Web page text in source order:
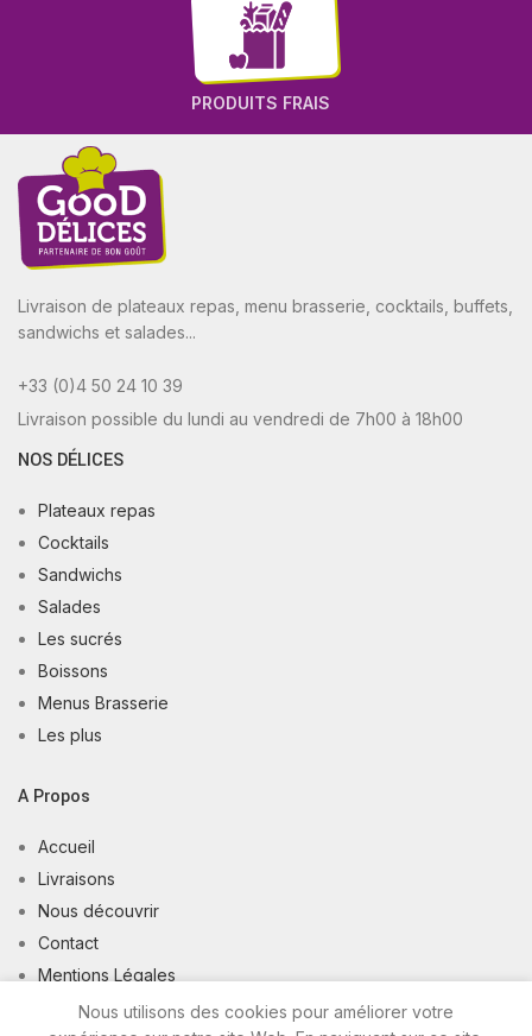
PRODUITS FRAIS
Livraison de plateaux repas, menu brasserie, cocktails, buffets,
sandwichs et salades...
+33 (0)4 50 24 10 39
Livraison possible du lundi au vendredi de 7h00 à 18h00
NOS DÉLICES
Plateaux repas
Cocktails
Sandwichs
Salades
Les sucrés
Boissons
Menus Brasserie
Les plus
A Propos
Accueil
Livraisons
Nous découvrir
Contact
Mentions Légales
Conditions Générales de Vente
Nous utilisons des cookies pour améliorer votre